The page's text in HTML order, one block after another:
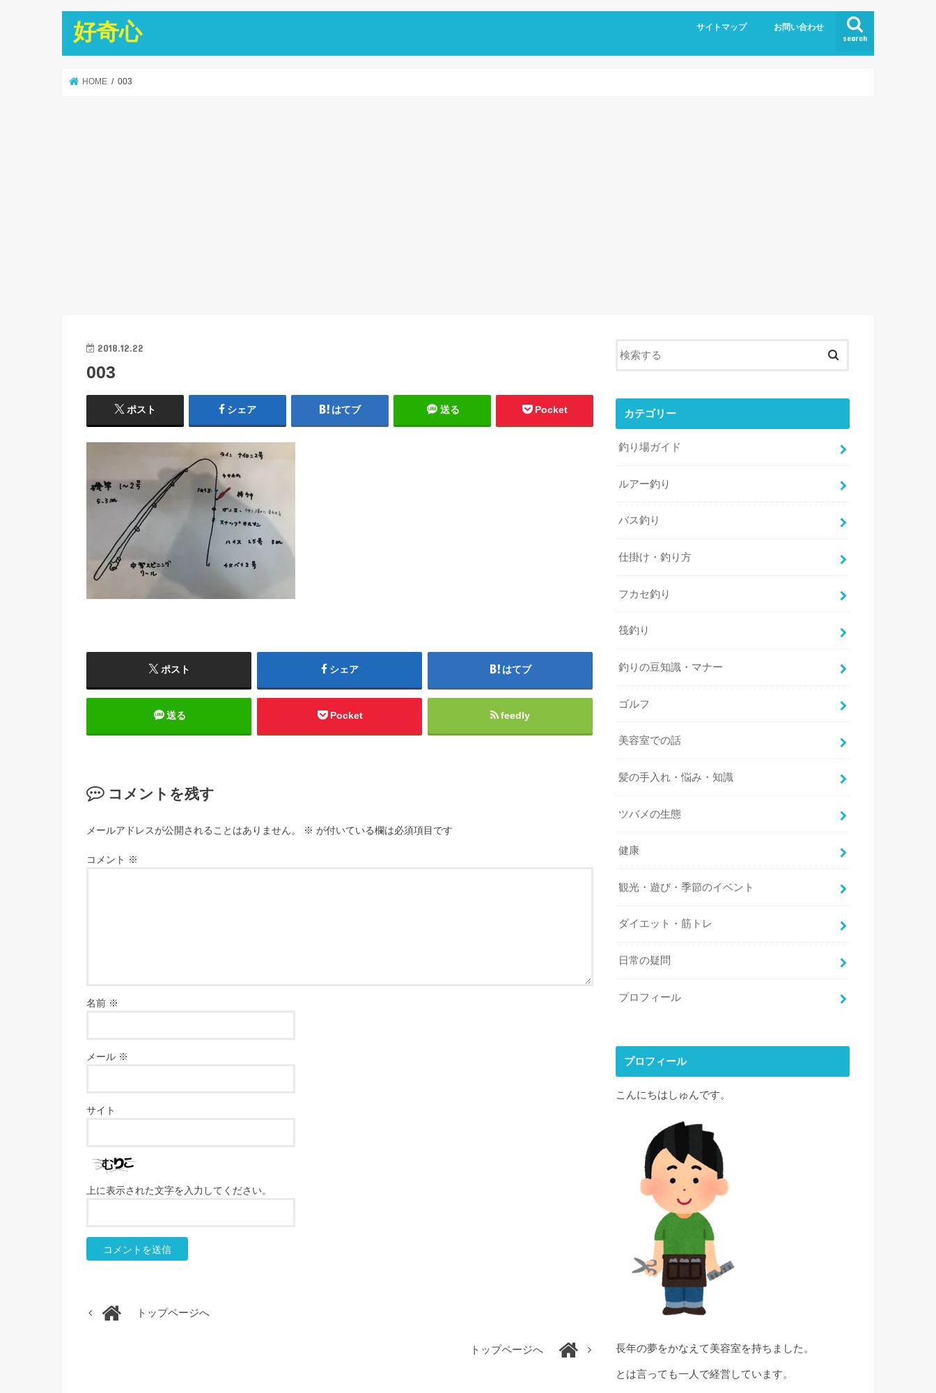
好奇心 search
サイトマップ お問い合わせ
HOME 003
2018.12.22
003
ポスト シェア はてブ 送る Pocket
ポスト シェア はてブ
送る Pocket feedly
コメントを残す
メールアドレスが公開されることはありません。 ※ が付いている欄は必須項目です
コメント ※
名前 ※
メール ※
サイト
上に表示された文字を入力してください。
トップページへ
トップページへ
カテゴリー
釣り場ガイド
ルアー釣り
バス釣り
仕掛け・釣り方
フカセ釣り
筏釣り
釣りの豆知識・マナー
ゴルフ
美容室での話
髪の手入れ・悩み・知識
ツバメの生態
健康
観光・遊び・季節のイベント
ダイエット・筋トレ
日常の疑問
プロフィール
プロフィール
こんにちはしゅんです。
長年の夢をかなえて美容室を持ちました。
とは言っても一人で経営しています。